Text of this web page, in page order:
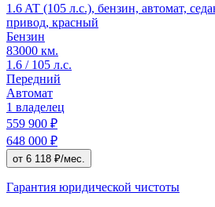
1.6 AT (105 л.с.), бензин, автомат,
привод, красный
Бензин
83000 км.
1.6 / 105 л.с.
Передний
Автомат
1 владелец
559 900 ₽
648 000 ₽
от 6 118 ₽/мес.
Гарантия юридической чистоты